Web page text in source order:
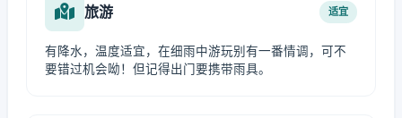
旅游 适宜
有降水，温度适宜，在细雨中游玩别有一番情调，可不
要错过机会呦！但记得出门要携带雨具。